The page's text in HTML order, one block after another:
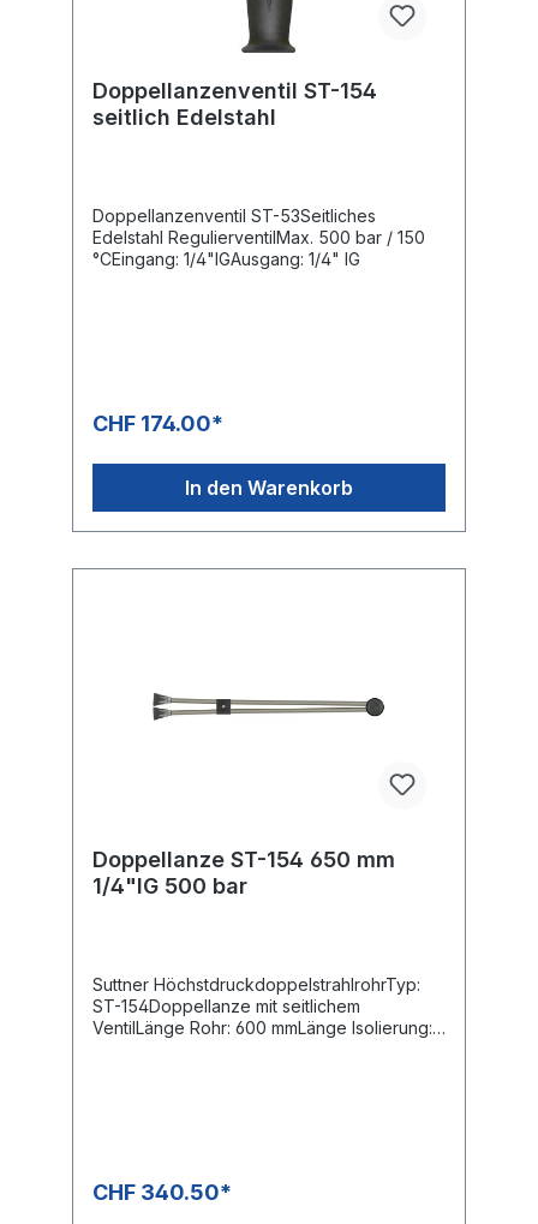
Doppellanzenventil ST-154
seitlich Edelstahl
Doppellanzenventil ST-53Seitliches
Edelstahl RegulierventilMax. 500 bar / 150
°CEingang: 1/4"IGAusgang: 1/4" IG
CHF 174.00*
In den Warenkorb
Doppellanze ST-154 650 mm
1/4"IG 500 bar
Suttner HöchstdruckdoppelstrahlrohrTyp:
ST-154Doppellanze mit seitlichem
VentilLänge Rohr: 600 mmLänge Isolierung: -
CHF 340.50*